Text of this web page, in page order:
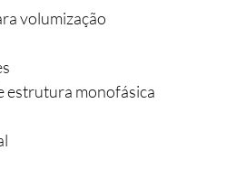
volumização
estrutura monofásica